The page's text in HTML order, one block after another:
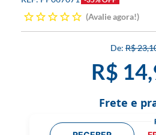
Avalie agora!
R$
R$
Frete e